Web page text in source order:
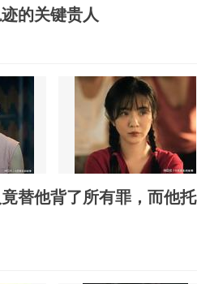
的关键贵人
替他背了所有罪，而他托